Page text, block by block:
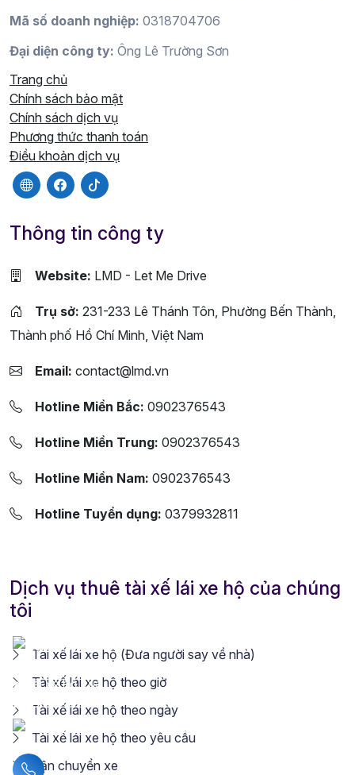
Mã số doanh nghiệp: 0318704706
Đại diện công ty: Ông Lê Trường Sơn
Trang chủ
Chính sách bảo mật
Chính sách dịch vụ
Phương thức thanh toán
Điều khoản dịch vụ
Thông tin công ty
Website: LMD - Let Me Drive
Trụ sở: 231-233 Lê Thánh Tôn, Phường Bến Thành,
Thành phố Hồ Chí Minh, Việt Nam
Email: contact@lmd.vn
Hotline Miền Bắc: 0902376543
Hotline Miền Trung: 0902376543
Hotline Miền Nam: 0902376543
Hotline Tuyển dụng: 0379932811
Dịch vụ thuê tài xế lái xe hộ của chúng
tôi
Tài xế lái xe hộ (Đưa người say về nhà)
Tài xế lái xe hộ theo giờ
Tài xế lái xe hộ theo ngày
Tài xế lái xe hộ theo yêu cầu
Vận chuyển xe
Liên hệ hotline